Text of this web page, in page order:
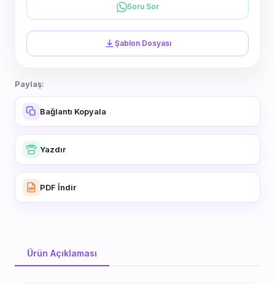
Soru Sor
Şablon Dosyası
Paylaş:
Bağlantı Kopyala
Yazdır
PDF İndir
Ürün Açıklaması